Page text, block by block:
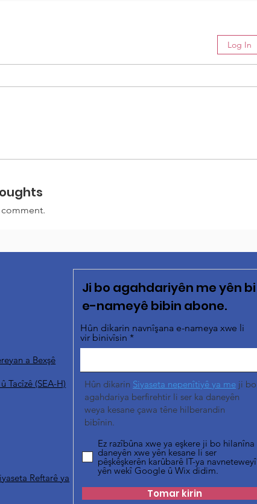
Log In
a Bexşê
Tacîzê (SEA-H)
Reftarê ya
Ji bo agahdariyên me yên bi
e-nameyê bibin abone.
Hûn dikarin navnîşana e-nameya xwe li
vir binivîsin
Hûn dikarin Siyaseta nepenîtiyê ya me ji bo
agahdariya berfirehtir li ser ka daneyên
weya kesane çawa têne hilberandin
bibînin.
Ez razîbûna xwe ya eşkere ji bo hilanîna
daneyên xwe yên kesane li ser
pêşkêşkerên karûbarê IT-ya navneteweyî
yên wekî Google û Wix didim.
Tomar kirin